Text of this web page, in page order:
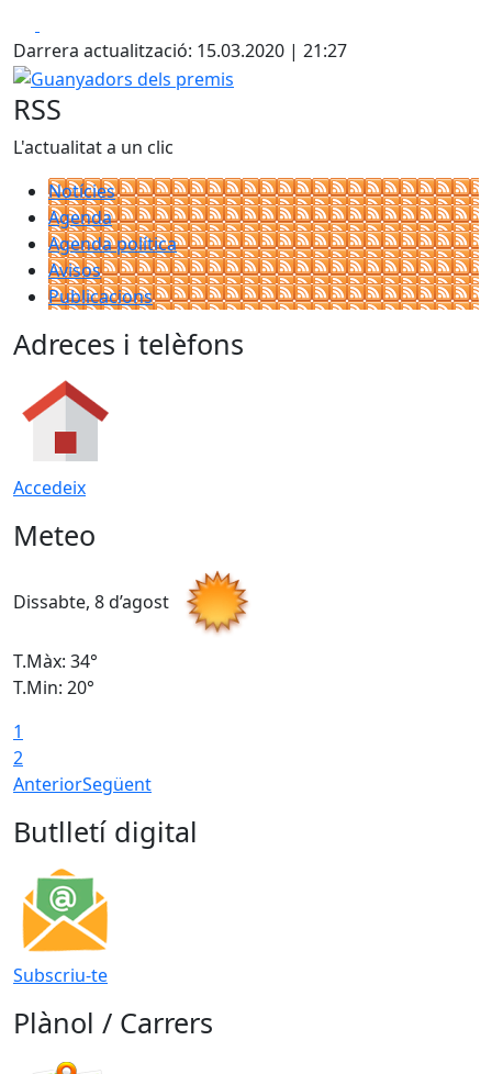
Darrera actualització: 15.03.2020 | 21:27
Guanyadors dels premis
RSS
L'actualitat a un clic
Notícies
Agenda
Agenda política
Avisos
Publicacions
Adreces i telèfons
Accedeix
Meteo
Dissabte, 8 d’agost
T.Màx: 34°
T.Min: 20°
1
2
AnteriorSegüent
Butlletí digital
Subscriu-te
Plànol / Carrers